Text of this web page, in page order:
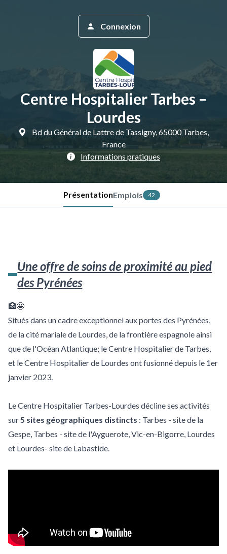
Centre Hospitalier Tarbes –
Lourdes
Bd du Général de Lattre de Tassigny, 65000 Tarbes,
France
Informations pratiques
Connexion
PrésentationEmplois 42
Une offre de soins de proximité au pied
des Pyrénées
🏥🤩
Situés dans un cadre exceptionnel aux portes des Pyrénées,
de la cité mariale de Lourdes, de la frontière espagnole ainsi
que de l'Océan Atlantique; le Centre Hospitalier de Tarbes,
et le Centre Hospitalier de Lourdes ont fusionné depuis le 1er
janvier 2023.
Le Centre Hospitalier Tarbes-Lourdes décline ses activités
sur5 sites géographiques distincts : Tarbes - site de la
Gespe, Tarbes - site de l'Ayguerote, Vic-en-Bigorre, Lourdes
et Lourdes- site de Labastide.